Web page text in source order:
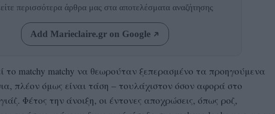
περισσότερα άρθρα μας στα αποτελέσματα αναζήτησης
Add Marieclaire.gr on Google
το matchy matchy να θεωρούταν ξεπερασμένο τα προηγούμενα
πλέον όμως είναι τάση – τουλάχιστον όσον αφορά στο
Φέτος την άνοιξη, οι έντονες αποχρώσεις, όπως ροζ,